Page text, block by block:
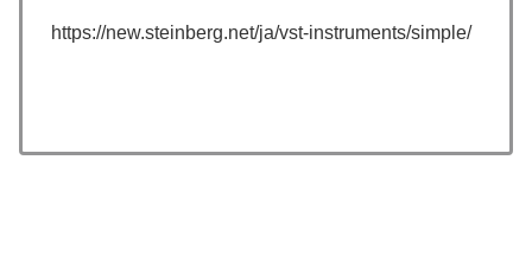
https://new.steinberg.net/ja/vst-instruments/simple/